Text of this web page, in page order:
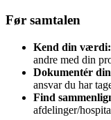
Før samtalen
Kend din værdi:
andre med din
Dokumentér
ansvar du har
Find
afdelinger/